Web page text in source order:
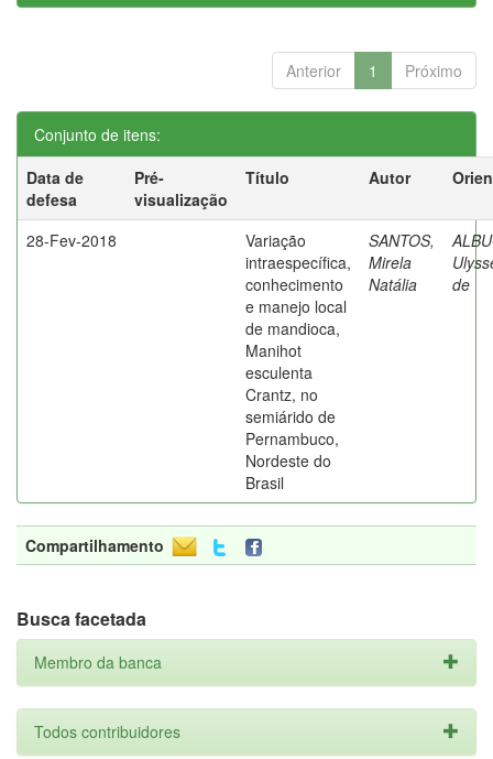
Anterior 1 Próximo
Conjunto de itens:
Data de
defesa
Pré-
visualização
Título Autor
28-Fev-2018
Variação
intraespecífica,
conhecimento
e manejo local
de mandioca,
Manihot
esculenta
Crantz, no
semiárido de
Pernambuco,
Nordeste do
Brasil
SANTOS,
Mirela
Natália
de
Compartilhamento
Busca facetada
Membro da banca
Todos contribuidores